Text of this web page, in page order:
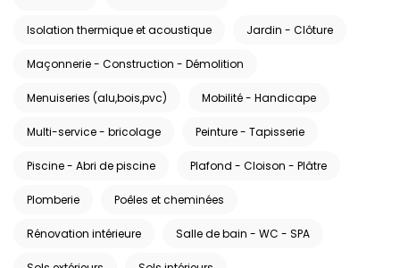
Isolation thermique et acoustique Jardin - Clôture
Maçonnerie - Construction - Démolition
Menuiseries (alu,bois,pvc) Mobilité - Handicape
Multi-service - bricolage Peinture - Tapisserie
Piscine - Abri de piscine Plafond - Cloison - Plâtre
Plomberie Poêles et cheminées
Rénovation intérieure Salle de bain - WC - SPA